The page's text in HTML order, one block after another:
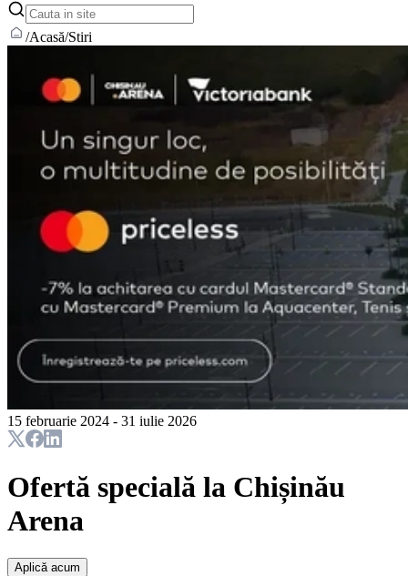
/Acasă/Stiri
15 februarie 2024 - 31 iulie 2026
Ofertă specială la Chișinău
Arena
Aplică acum